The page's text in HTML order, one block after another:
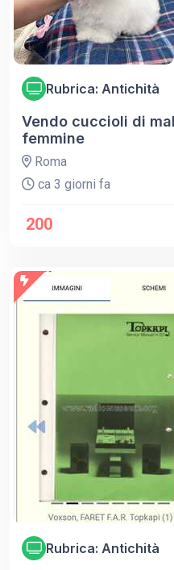
Rubrica: Antichità
Vendo cuccioli di
femmine
Roma
ca 3 giorni fa
200
Rubrica: Antichità